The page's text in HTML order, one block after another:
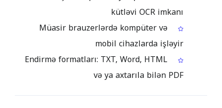
kütləvi OCR imkanı
Müasir brauzerlərdə kompüter və
mobil cihazlarda işləyir
Endirmə formatları: TXT, Word, HTML
və ya axtarıla bilən PDF